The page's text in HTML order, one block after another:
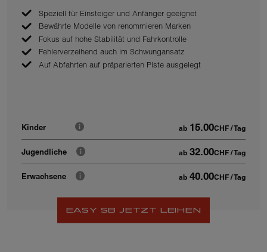
Speziell für Einsteiger und Anfänger geeignet
Bewährte Modelle von renommieren Marken
Fokus auf hohe Stabilität und Fahrkontrolle
Fehlerverzeihend auch im Schwungansatz
Auf Abfahrten auf präparierten Piste ausgelegt
Kinder ab 15.00CHF / Tag
Jugendliche ab 32.00CHF/ Tag
Erwachsene ab 40.00CHF/ Tag
EASY SB JETZT LEIHEN